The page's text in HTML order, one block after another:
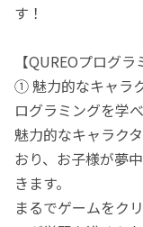
す！
【QUREOプログ
① 魅力的なキャラ
ログラミングを学
魅力的なキャラク
おり、お子様が夢
きます。
まるでゲームをク